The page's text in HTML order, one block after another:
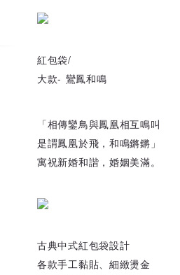
紅包袋/
大款- 鸞鳳和鳴
「相傳鑾鳥與鳳凰相互鳴叫
是謂鳳凰於飛，和鳴鏘鏘」
寓祝新婚和諧，婚姻美滿。
古典中式紅包袋設計
各款手工黏貼、細緻燙金